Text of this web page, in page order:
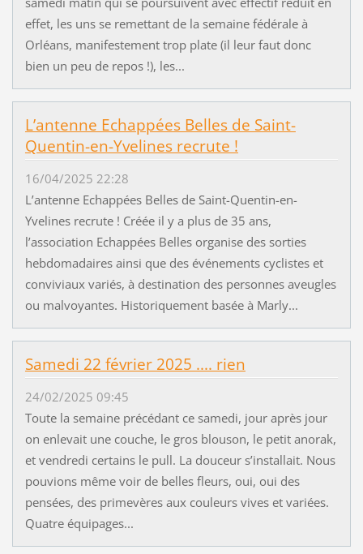
effet, les uns se remettant de la semaine fédérale à
Orléans, manifestement trop plate (il leur faut donc
bien un peu de repos !), les...
L’antenne Echappées Belles de Saint-
Quentin-en-Yvelines recrute !
16/04/2025 22:28
L’antenne Echappées Belles de Saint-Quentin-en-
Yvelines recrute ! Créée il y a plus de 35 ans,
l’association Echappées Belles organise des sorties
hebdomadaires ainsi que des événements cyclistes et
conviviaux variés, à destination des personnes aveugles
ou malvoyantes. Historiquement basée à Marly...
Samedi 22 février 2025 .... rien
24/02/2025 09:45
Toute la semaine précédant ce samedi, jour après jour
on enlevait une couche, le gros blouson, le petit anorak,
et vendredi certains le pull. La douceur s’installait. Nous
pouvions même voir de belles fleurs, oui, oui des
pensées, des primevères aux couleurs vives et variées.
Quatre équipages...